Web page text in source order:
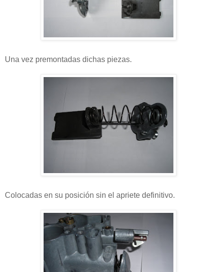
Una vez premontadas dichas piezas.
Colocadas en su posición sin el apriete definitivo.